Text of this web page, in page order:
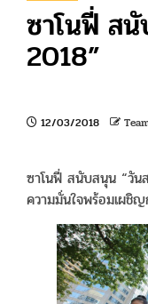
ซาโนฟี่ ส
2018”
12/03/2018
ซาโนฟี่ สนับสนุน “วั
ความมั่นใจพร้อมเผชิ